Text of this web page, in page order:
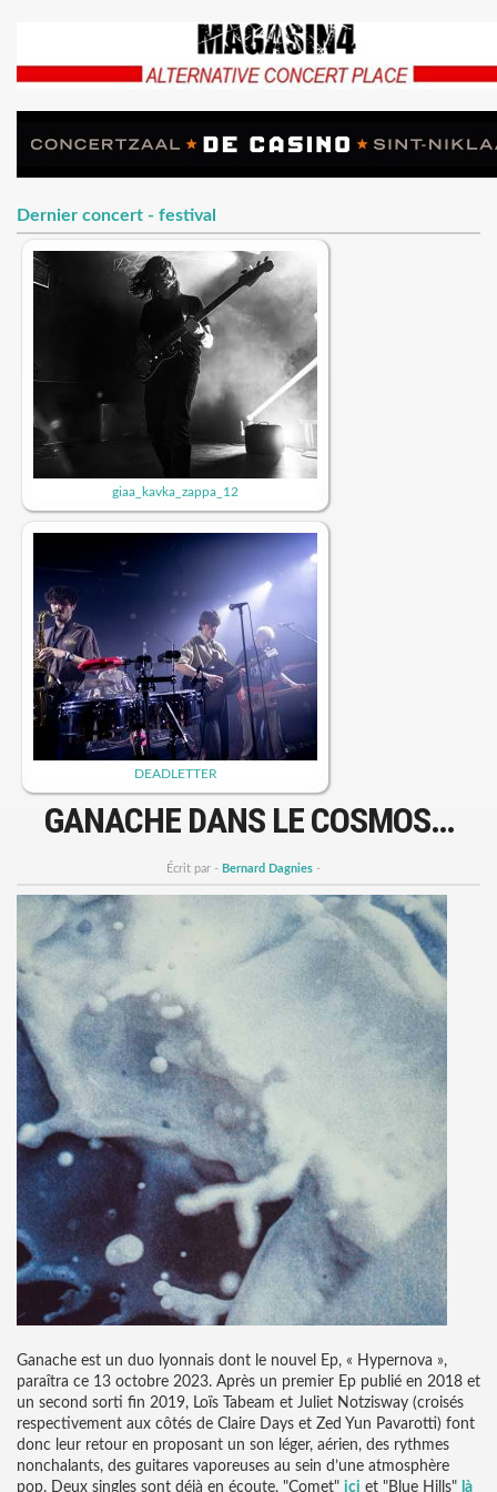
Dernier concert - festival
giaa_kavka_zappa_12
DEADLETTER
GANACHE DANS LE COSMOS…
Écrit par - Bernard Dagnies-
Ganache est un duo lyonnais dont le nouvel Ep, « Hypernova »,
paraîtra ce 13 octobre 2023. Après un premier Ep publié en 2018 et
un second sorti fin 2019, Loïs Tabeam et Juliet Notzisway (croisés
respectivement aux côtés de Claire Days et Zed Yun Pavarotti) font
donc leur retour en proposant un son léger, aérien, des rythmes
nonchalants, des guitares vaporeuses au sein d’une atmosphère
pop. Deux singles sont déjà en écoute, "Comet" ici et "Blue Hills" là